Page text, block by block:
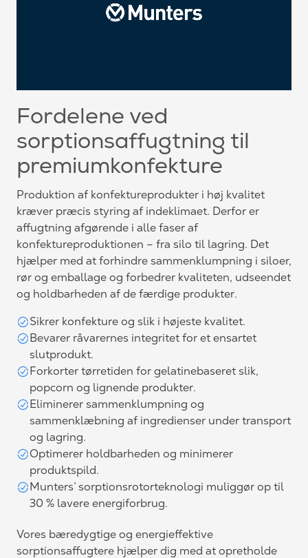
Fordelene ved
sorptionsaffugtning til
premiumkonfekture
Produktion af konfektureprodukter i høj kvalitet
kræver præcis styring af indeklimaet. Derfor er
affugtning afgørende i alle faser af
konfektureproduktionen – fra silo til lagring. Det
hjælper med at forhindre sammenklumpning i siloer,
rør og emballage og forbedrer kvaliteten, udseendet
og holdbarheden af de færdige produkter.
Sikrer konfekture og slik i højeste kvalitet.
Bevarer råvarernes integritet for et ensartet
slutprodukt.
Forkorter tørretiden for gelatinebaseret slik,
popcorn og lignende produkter.
Eliminerer sammenklumpning og
sammenklæbning af ingredienser under transport
og lagring.
Optimerer holdbarheden og minimerer
produktspild.
Munters’ sorptionsrotorteknologi muliggør op til
30 % lavere energiforbrug.
Vores bæredygtige og energieffektive
sorptionsaffugtere hjælper dig med at opretholde